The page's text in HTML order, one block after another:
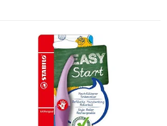
Prix 11,47€